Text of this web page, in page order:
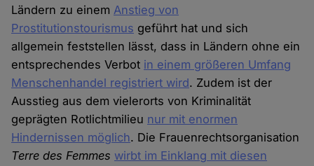
Ländern zu einemAnstieg von
Prostitutionstourismus geführt hat und sich
allgemein feststellen lässt, dass in Ländern ohne ein
entsprechendes Verbot in einem größeren Umfang
Menschenhandel registriert wird. Zudem ist der
Ausstieg aus dem vielerorts von Kriminalität
geprägten Rotlichtmilieu nur mit enormen
Hindernissen möglich. Die Frauenrechtsorganisation
Terre des Femmes wirbt im Einklang mit diesen